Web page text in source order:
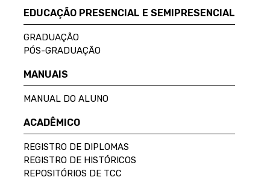
EDUCAÇÃO PRESENCIAL E SEMIPRESENCIAL
GRADUAÇÃO
PÓS-GRADUAÇÃO
MANUAIS
MANUAL DO ALUNO
ACADÊMICO
REGISTRO DE DIPLOMAS
REGISTRO DE HISTÓRICOS
REPOSITÓRIOS DE TCC